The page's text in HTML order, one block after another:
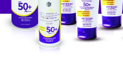
skincare y especialistas en
enfoque principal ha sido claro:
profunda de cuidado y